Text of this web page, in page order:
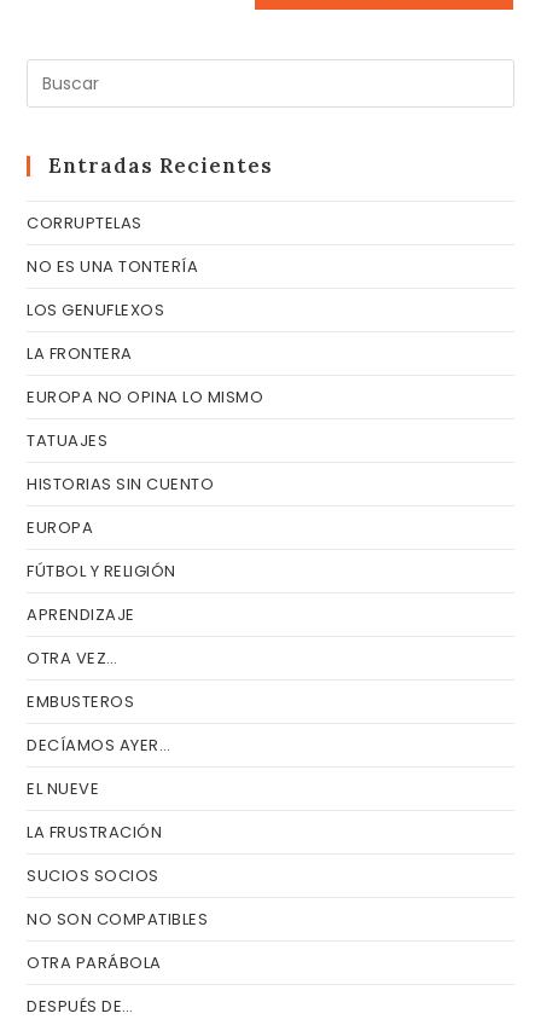
Entradas Recientes
CORRUPTELAS
NO ES UNA TONTERÍA
LOS GENUFLEXOS
LA FRONTERA
EUROPA NO OPINA LO MISMO
TATUAJES
HISTORIAS SIN CUENTO
EUROPA
FÚTBOL Y RELIGIÓN
APRENDIZAJE
OTRA VEZ…
EMBUSTEROS
DECÍAMOS AYER…
EL NUEVE
LA FRUSTRACIÓN
SUCIOS SOCIOS
NO SON COMPATIBLES
OTRA PARÁBOLA
DESPUÉS DE…